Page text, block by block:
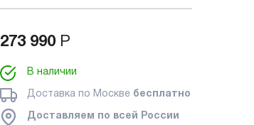
273 990 Р
В наличии
Доставка по Москве бесплатно
Доставляем по всей России